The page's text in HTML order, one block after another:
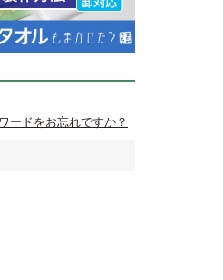
ードをお忘れですか？